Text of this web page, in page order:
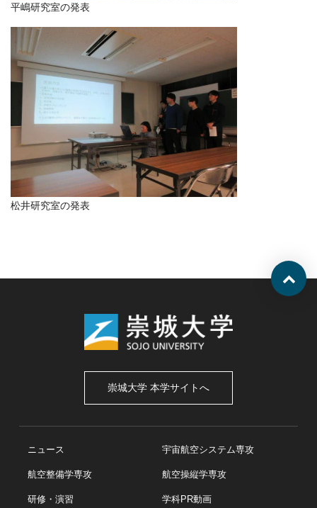
平嶋研究室の発表
松井研究室の発表
崇城大学 本学サイトへ
ニュース 宇宙航空システム専攻
航空整備学専攻 航空操縦学専攻
研修・演習 学科PR動画